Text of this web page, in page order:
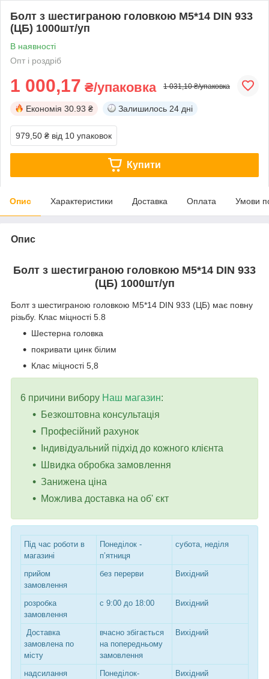
Болт з шестиграною головкою М5*14 DIN 933
(ЦБ) 1000шт/уп
В наявності
Опт і роздріб
1 000,17 ₴/упаковка 1 031,10 ₴/упаковка
Економія 30.93 ₴ Залишилось 24 дні
979,50 ₴ від 10 упаковок
Купити
Опис Характеристики Доставка Оплата Умови
Опис
Болт з шестиграною головкою M5*14 DIN 933
(ЦБ) 1000шт/уп
Болт з шестиграною головкою M5*14 DIN 933 (ЦБ) має повну
різьбу. Клас міцності 5.8
Шестерна головка
покривати цинк білим
Клас міцності 5,8
6 причини вибору Наш магазин:
Безкоштовна консультація
Професійний рахунок
Індивідуальний підхід до кожного клієнта
Швидка обробка замовлення
Занижена ціна
Можлива доставка на об' єкт
Під час роботи в
магазині
Понеділок -
п’ятниця
субота, неділя
прийом
замовлення
без перерви Вихідний
розробка
замовлення
с 9:00 до 18:00 Вихідний
Доставка
замовлена по
місту
вчасно збігається
на попередньому
замовлення
Вихідний
надсилання
Понеділок-
Вихідний